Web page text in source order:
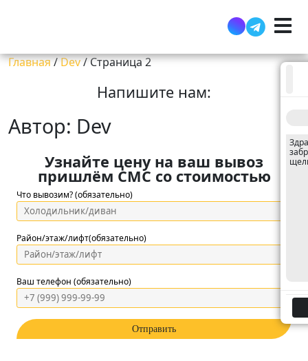
Главная/Dev/Страница 2
Напишите нам:
Автор: Dev
Узнайте цену на ваш вывоз
пришлём СМС со стоимостью
Что вывозим? (обязательно)
Район/этаж/лифт(обязательно)
Ваш телефон (обязательно)